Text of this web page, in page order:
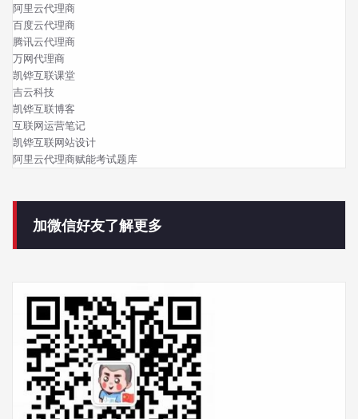
阿里云代理商
百度云代理商
腾讯云代理商
万网代理商
凯铧互联课堂
吉云科技
凯铧互联博客
互联网运营笔记
凯铧互联网站设计
阿里云代理商赋能考试题库
加微信好友了解更多